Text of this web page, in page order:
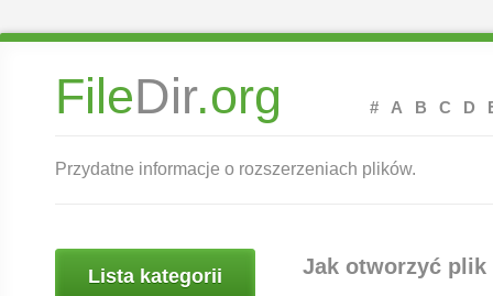
FileDir.org # A B C D
Przydatne informacje o rozszerzeniach plików.
Lista kategorii Jak otworzyć plik